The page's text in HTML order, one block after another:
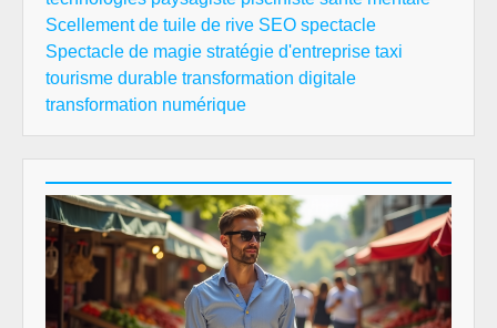
Scellement de tuile de rive SEO spectacle
Spectacle de magie stratégie d'entreprise taxi
tourisme durable transformation digitale
transformation numérique